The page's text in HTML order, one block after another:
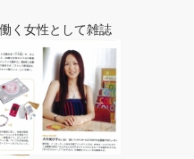
く女性として雑誌